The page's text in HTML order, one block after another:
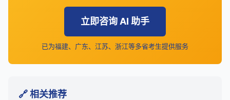
立即咨询 AI 助手
已为福建、广东、江苏、浙江等多省考生提供服务
🔗 相关推荐